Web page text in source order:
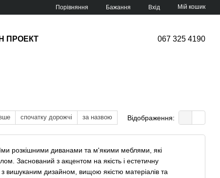
Порівняння Бажання Вхід Мій кошик
ПРОЕКТ 067 325 4190
спочатку дорожчі за назвою Відображення:
розкішними диванами та м'якими меблями, які
Заснований з акцентом на якість і естетичну
вишуканим дизайном, вищою якістю матеріалів та